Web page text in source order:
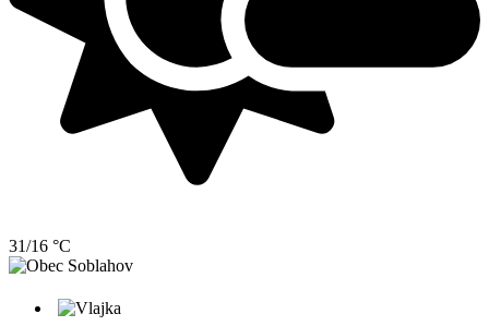
31/16 °C